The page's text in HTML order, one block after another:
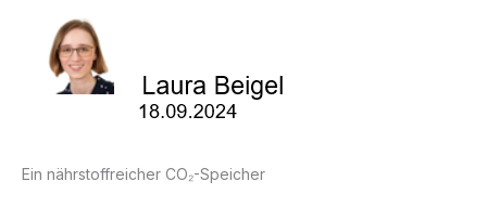
Ein nährstoffreicher CO₂-Speicher